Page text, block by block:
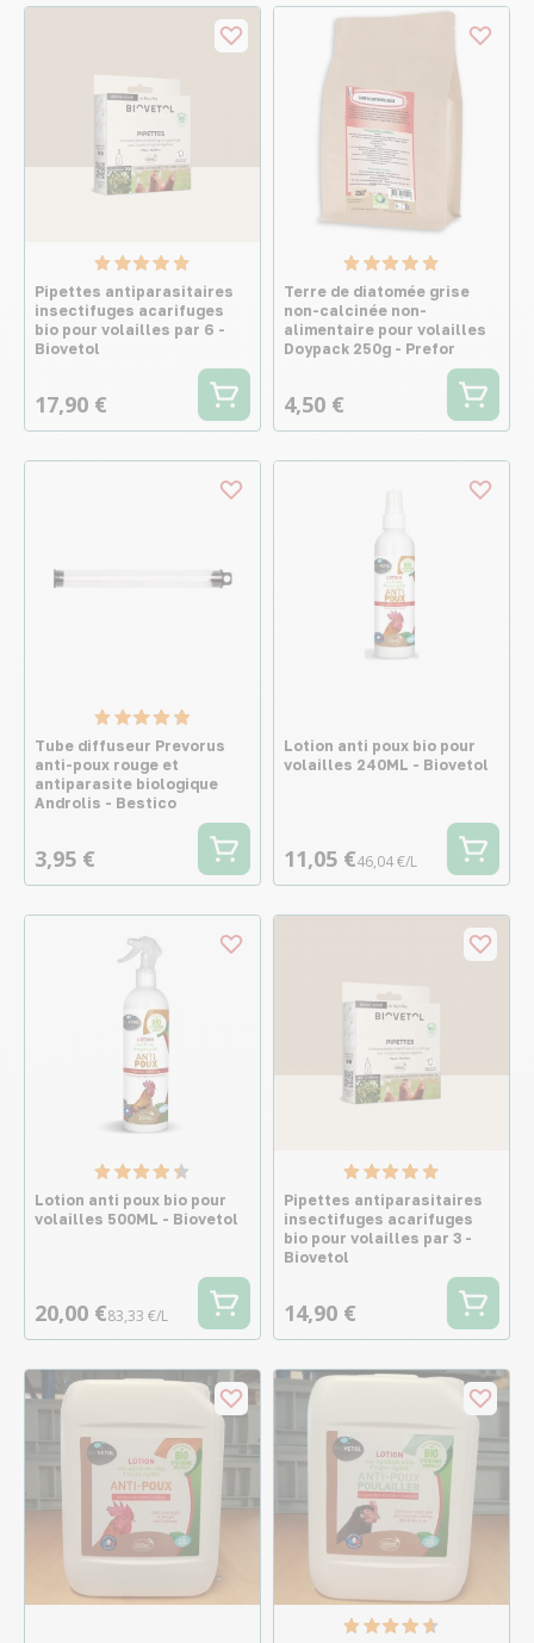
Pipettes antiparasitaires
insectifuges acarifuges
bio pour volailles par 6 -
Biovetol
17,90 €
Terre de diatomée grise
non-calcinée non-
alimentaire pour volailles
Doypack 250g - Prefor
4,50 €
Tube diffuseur Prevorus
anti-poux rouge et
antiparasite biologique
Androlis - Bestico
3,95 €
Lotion anti poux bio pour
volailles 240ML - Biovetol
11,05 €46,04 €/L
Lotion anti poux bio pour
volailles 500ML - Biovetol
20,00 €83,33 €/L
Pipettes antiparasitaires
insectifuges acarifuges
bio pour volailles par 3 -
Biovetol
14,90 €